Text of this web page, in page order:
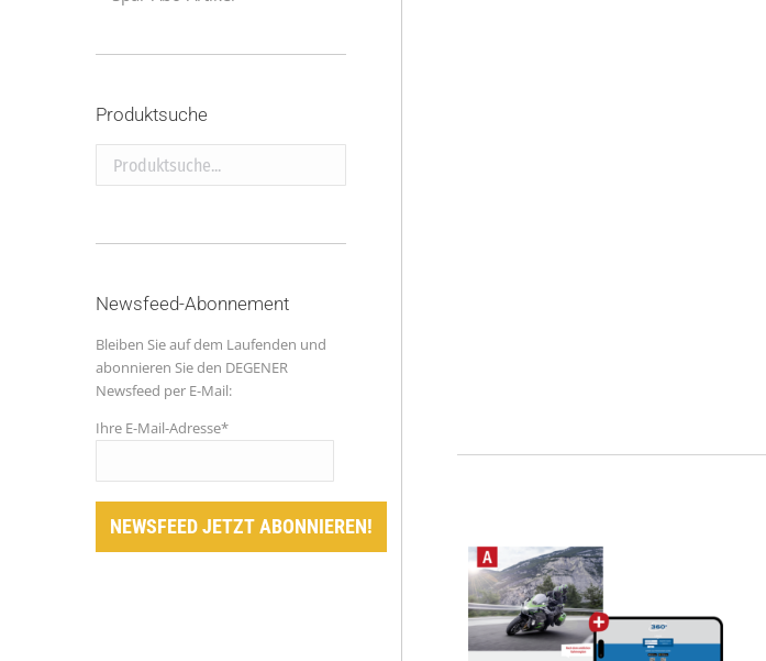
Produktsuche
Produktsuche...
Newsfeed-Abonnement
Bleiben Sie auf dem Laufenden und
abonnieren Sie den DEGENER
Newsfeed per E-Mail:
Ihre E-Mail-Adresse*